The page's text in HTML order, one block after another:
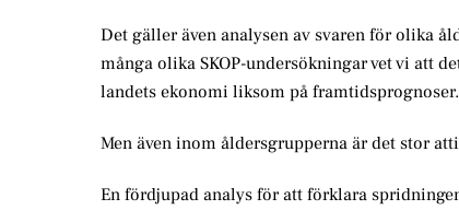
Det gäller även analysen av svaren för olika
många olika SKOP-undersökningar vet vi att
landets ekonomi liksom på
Men även inom åldersgrupperna är det stor
En fördjupad analys för att förklara